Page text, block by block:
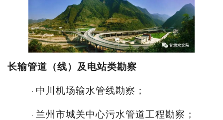
长输管道（线）及电站类勘察
· 中川机场输水管线勘察；
· 兰州市城关中心污水管道工程勘察；